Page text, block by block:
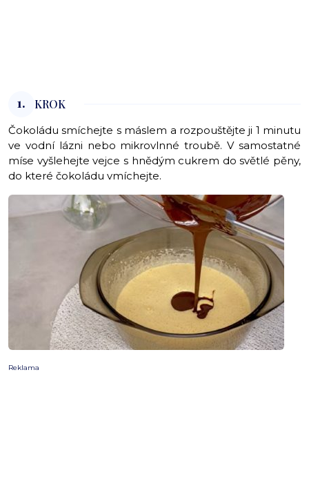
1. KROK
Čokoládu smíchejte s máslem a rozpouštějte ji 1 minutu
ve vodní lázni nebo mikrovlnné troubě. V samostatné
míse vyšlehejte vejce s hnědým cukrem do světlé pěny,
do které čokoládu vmíchejte.
Reklama